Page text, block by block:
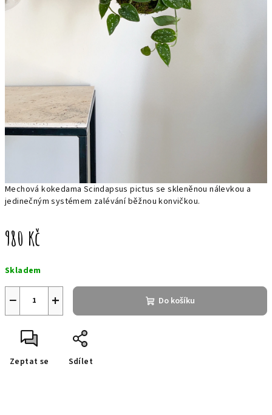
Mechová kokedama Scindapsus pictus se skleněnou nálevkou a
jedinečným systémem zalévání běžnou konvičkou.
980 Kč
cena:
Skladem
+
− Do košíku
Zeptat se Sdílet